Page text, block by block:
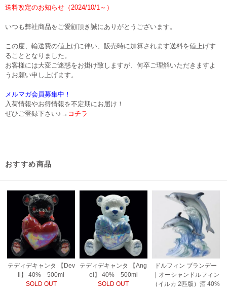
送料改定のお知らせ（2024/10/1～）
いつも弊社商品をご愛顧頂き誠にありがとうございます。
この度、輸送費の値上げに伴い、販売時に加算されます送料を値上げす
ることとなりました。
お客様には大変ご迷惑をお掛け致しますが、何卒ご理解いただきますよ
うお願い申し上げます。
メルマガ会員募集中！
入荷情報やお得情報を不定期にお届け！
ぜひご登録下さい♪→ コチラ
おすすめ商品
テディデキャンタ 【Dev
il】 40% 500ml
SOLD OUT
テディデキャンタ 【Ang
el】 40% 500ml
SOLD OUT
ドルフィン ブランデー
｜オーシャンドルフィン
（イルカ 2匹版）酒 40%